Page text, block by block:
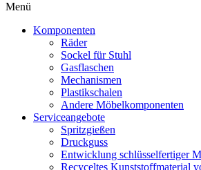
Menü
Komponenten
Räder
Sockel für Stuhl
Gasflaschen
Mechanismen
Plastikschalen
Andere Möbelkomponenten
Serviceangebote
Spritzgießen
Druckguss
Entwicklung schlüsselfertiger
Recyceltes Kunststoffmaterial